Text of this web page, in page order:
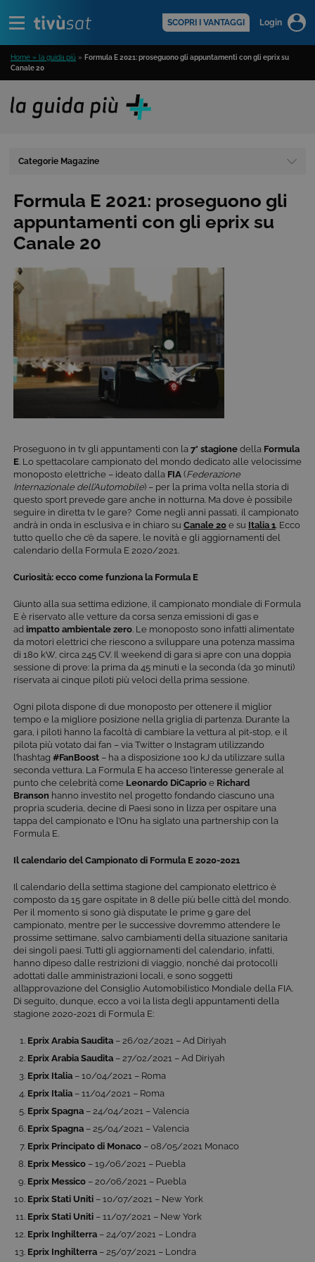
SCOPRI I VANTAGGI Login
Home » la guida più » Formula E 2021: proseguono gli appuntamenti con gli eprix su
Canale 20
Categorie Magazine
Formula E 2021: proseguono gli
appuntamenti con gli eprix su
Canale 20
Proseguono in tv gli appuntamenti con la 7° stagione della Formula
E . Lo spettacolare campionato del mondo dedicato alle velocissime
monoposto elettriche – ideato dalla FIA (Federazione
Internazionale dell’Automobile) – per la prima volta nella storia di
questo sport prevede gare anche in notturna. Ma dove è possibile
seguire in diretta tv le gare? Come negli anni passati, il campionato
andrà in onda in esclusiva e in chiaro su Canale 20 e su Italia 1 . Ecco
tutto quello che c’è da sapere, le novità e gli aggiornamenti del
calendario della Formula E 2020/2021.
Curiosità: ecco come funziona la Formula E
Giunto alla sua settima edizione, il campionato mondiale di Formula
E è riservato alle vetture da corsa senza emissioni di gas e
ad impatto ambientale zero . Le monoposto sono infatti alimentate
da motori elettrici che riescono a sviluppare una potenza massima
di 180 kW, circa 245 CV. Il weekend di gara si apre con una doppia
sessione di prove: la prima da 45 minuti e la seconda (da 30 minuti)
riservata ai cinque piloti più veloci della prima sessione.
Ogni pilota dispone di due monoposto per ottenere il miglior
tempo e la migliore posizione nella griglia di partenza. Durante la
gara, i piloti hanno la facoltà di cambiare la vettura al pit-stop, e il
pilota più votato dai fan – via Twitter o Instagram utilizzando
l’hashtag #FanBoost – ha a disposizione 100 kJ da utilizzare sulla
seconda vettura. La Formula E ha acceso l’interesse generale al
punto che celebrità come Leonardo DiCaprio e Richard
Branson hanno investito nel progetto fondando ciascuno una
propria scuderia, decine di Paesi sono in lizza per ospitare una
tappa del campionato e l’Onu ha siglato una partnership con la
Formula E.
Il calendario del Campionato di Formula E 2020-2021
Il calendario della settima stagione del campionato elettrico è
composto da 15 gare ospitate in 8 delle più belle città del mondo.
Per il momento si sono già disputate le prime 9 gare del
campionato, mentre per le successive dovremmo attendere le
prossime settimane, salvo cambiamenti della situazione sanitaria
dei singoli paesi. Tutti gli aggiornamenti del calendario, infatti,
hanno dipeso dalle restrizioni di viaggio, nonché dai protocolli
adottati dalle amministrazioni locali, e sono soggetti
all’approvazione del Consiglio Automobilistico Mondiale della FIA.
Di seguito, dunque, ecco a voi la lista degli appuntamenti della
stagione 2020-2021 di Formula E:
Eprix Arabia Saudita – 26/02/2021 – Ad Diriyah
Eprix Arabia Saudita – 27/02/2021 – Ad Diriyah
Eprix Italia – 10/04/2021 – Roma
Eprix Italia – 11/04/2021 – Roma
Eprix Spagna – 24/04/2021 – Valencia
Eprix Spagna – 25/04/2021 – Valencia
Eprix Principato di Monaco – 08/05/2021 Monaco
Eprix Messico – 19/06/2021 – Puebla
Eprix Messico – 20/06/2021 – Puebla
Eprix Stati Uniti – 10/07/2021 – New York
Eprix Stati Uniti – 11/07/2021 – New York
Eprix Inghilterra – 24/07/2021 – Londra
Eprix Inghilterra – 25/07/2021 – Londra